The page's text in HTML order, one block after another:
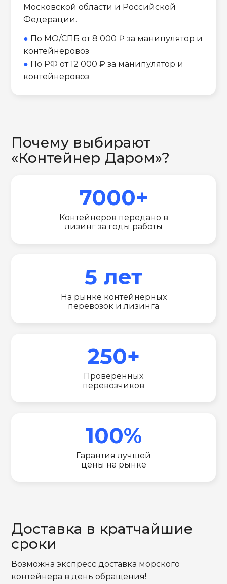
Московской области и Российской
Федерации.
● По МО/СПБ от 8 000 ₽ за манипулятор и
контейнеровоз
● По РФ от 12 000 ₽ за манипулятор и
контейнеровоз
Почему выбирают
«Контейнер Даром»?
7000+
Контейнеров передано в
лизинг за годы работы
5 лет
На рынке контейнерных
перевозок и лизинга
250+
Проверенных
перевозчиков
100%
Гарантия лучшей
цены на рынке
Доставка в кратчайшие
сроки
Возможна экспресс доставка морского
контейнера в день обращения!